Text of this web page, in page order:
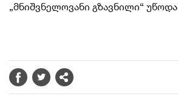
„მნიშვნელოვანი გზავნილი“ უწოდა.